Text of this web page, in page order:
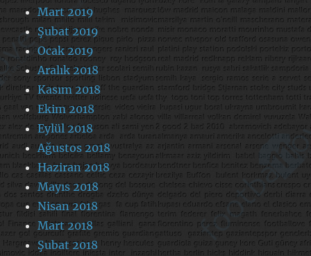
Mart 2019
Şubat 2019
Ocak 2019
Aralık 2018
Kasım 2018
Ekim 2018
Eylül 2018
Ağustos 2018
Haziran 2018
Mayıs 2018
Nisan 2018
Mart 2018
Şubat 2018